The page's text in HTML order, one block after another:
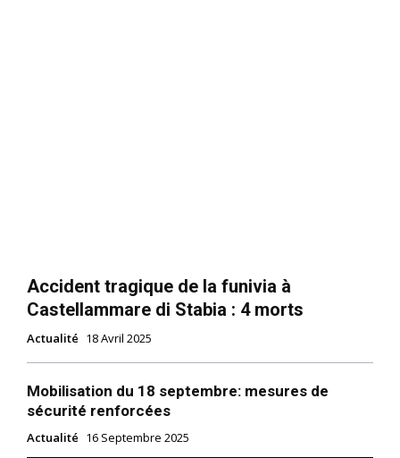
Accident tragique de la funivia à
Castellammare di Stabia : 4 morts
Actualité 18 Avril 2025
Mobilisation du 18 septembre: mesures de
sécurité renforcées
Actualité 16 Septembre 2025